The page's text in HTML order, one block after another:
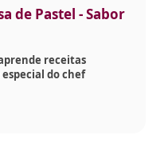
de Pastel - Sabor
receitas
do chef